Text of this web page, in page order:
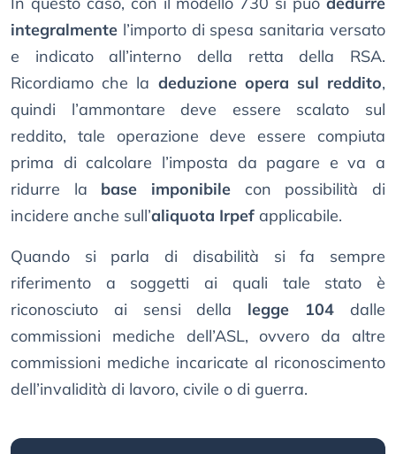
integralmente l’importo di spesa sanitaria versato
e indicato all’interno della retta della RSA.
Ricordiamo che la deduzione opera sul reddito,
quindi l’ammontare deve essere scalato sul
reddito, tale operazione deve essere compiuta
prima di calcolare l’imposta da pagare e va a
ridurre la base imponibile con possibilità di
incidere anche sull’aliquota Irpef applicabile.
Quando si parla di disabilità si fa sempre
riferimento a soggetti ai quali tale stato è
riconosciuto ai sensi della legge 104 dalle
commissioni mediche dell’ASL, ovvero da altre
commissioni mediche incaricate al riconoscimento
dell’invalidità di lavoro, civile o di guerra.